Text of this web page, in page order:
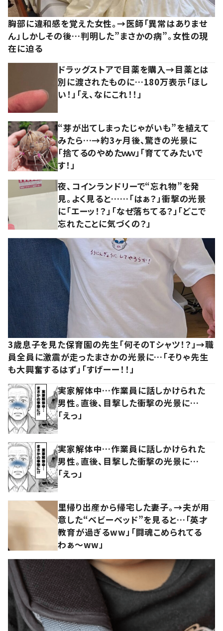
胸部に違和感を覚えた女性。→医師「異常はありませ
ん」しかしその後…判明した”まさかの病”。女性の現
在に迫る
ドラッグストアで目薬を購入→目薬とは
別に渡されたものに…180万表示「ほし
い！」「え、なにこれ！！」
“芽が出てしまったじゃがいも”を植えて
みたら…→約3ヶ月後、驚きの光景に
「捨てるのやめたｗｗ」「育ててみたいで
す！」
夜、コインランドリーで“忘れ物”を発
見。よく見ると……「はぁ？」衝撃の光景
に「エーッ！？」「なぜ落ちてる？」「どこで
忘れたことに気づくの？」
3歳息子を見た保育園の先生「何そのTシャツ！？」→職
員全員に激震が走ったまさかの光景に…「そりゃ先生
も大興奮するはず」「すげーー！！」
実家解体中…作業員に話しかけられた
男性。直後、目撃した衝撃の光景に…
「えっ」
実家解体中…作業員に話しかけられた
男性。直後、目撃した衝撃の光景に…
「えっ」
里帰り出産から帰宅した妻子。→夫が用
意した“ベビーベッド”を見ると…「英才
教育が過ぎるww」「闘魂こめられてる
わぁ～ww」